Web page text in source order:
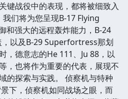
键战役中的表现，都将被细致入
们将为您呈现B-17 Flying
和强大的远程轰炸能力，B-24
以及B-29 Superfortress那划
，德意志的He 111、Ju 88，以
，也将作为重要的代表，展现不
的探索与实践。 侦察机与特种
下，侦察机如同战场之眼，而